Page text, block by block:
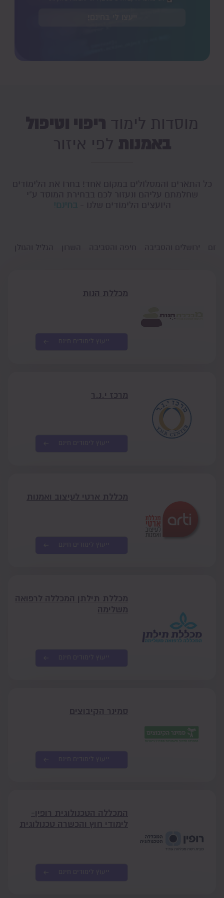
מוסדות לימוד ריפוי וטיפול
באמנות לפי איזור
כל התארים והמסלולים במקום אחד! בחרו את הלימודים
שחלמתם עליהם ונעזור לכם בבחירת המוסד ע"י
היועצים הלימודים שלנו -
הגליל והגולן השרון חיפה והסביבה ירושלים והסביבה
מכללת הנות
מרכז י.נ.ר
מכללת ארטי לעיצוב ואמנות
מכללת תילתן המכללה לרפואה
משלימה
סמינר הקיבוצים
המכללה הטכנולוגית רופין-
לימודי חוץ והכשרה טכנולוגית